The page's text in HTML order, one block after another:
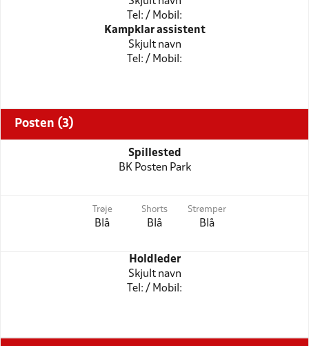
Tel: / Mobil:
Kampklar assistent
Skjult navn
Tel: / Mobil:
Posten (3)
Spillested
BK Posten Park
Trøje
Blå
Shorts
Blå
Strømper
Blå
Holdleder
Skjult navn
Tel: / Mobil: